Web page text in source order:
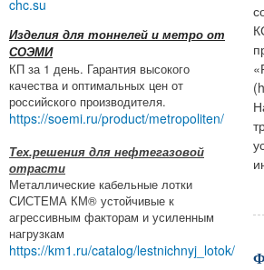
chc.su
Изделия для тоннелей и метро от
СОЭМИ
КП за 1 день. Гарантия высокого
качества и оптимальных цен от
российского производителя.
https://soemi.ru/product/metropoliten/
Тех.решения для нефтегазовой
отрасти
Металлические кабельные лотки
СИСТЕМА КМ® устойчивые к
агрессивным факторам и усиленным
нагрузкам
https://km1.ru/catalog/lestnichnyj_lotok/